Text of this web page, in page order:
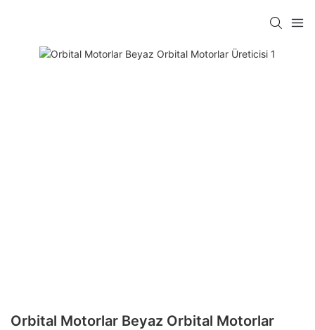
Orbital Motorlar Beyaz Orbital Motorlar